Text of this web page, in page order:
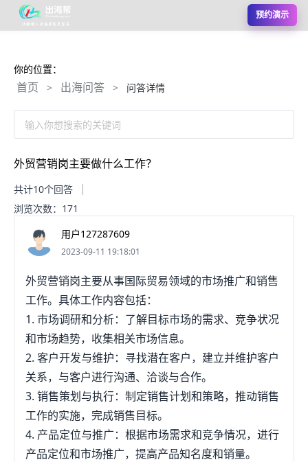
预约演示
你的位置：
首页 > 出海问答 > 问答详情
输入你想搜索的关键词
外贸营销岗主要做什么工作？
共计10个回答
浏览次数：171
用户127287609
2023-09-11 19:18:01
外贸营销岗主要从事国际贸易领域的市场推广和销售
工作。具体工作内容包括：
1. 市场调研和分析：了解目标市场的需求、竞争状况
和市场趋势，收集相关市场信息。
2. 客户开发与维护：寻找潜在客户，建立并维护客户
关系，与客户进行沟通、洽谈与合作。
3. 销售策划与执行：制定销售计划和策略，推动销售
工作的实施，完成销售目标。
4. 产品定位与推广：根据市场需求和竞争情况，进行
产品定位和市场推广，提高产品知名度和销量。